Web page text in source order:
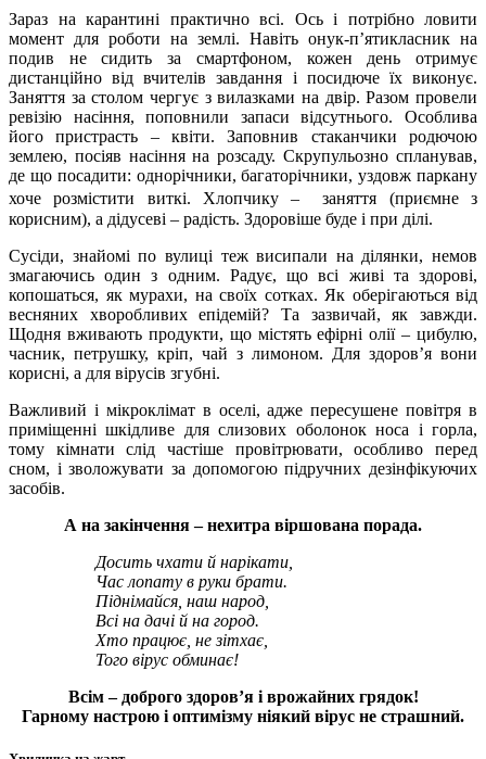
Зараз на карантині практично всі. Ось і потрібно ловити
момент для роботи на землі. Навіть онук-п’ятикласник на
подив не сидить за смартфоном, кожен день отримує
дистанційно від вчителів завдання і посидюче їх виконує.
Заняття за столом чергує з вилазками на двір. Разом провели
ревізію насіння, поповнили запаси відсутнього. Особлива
його пристрасть – квіти. Заповнив стаканчики родючою
землею, посіяв насіння на розсаду. Скрупульозно спланував,
де що посадити: однорічники, багаторічники, уздовж паркану
хоче розмістити виткі. Хлопчику – заняття (приємне з
корисним), а дідусеві – радість. Здоровіше буде і при ділі.
Сусіди, знайомі по вулиці теж висипали на ділянки, немов
змагаючись один з одним. Радує, що всі живі та здорові,
копошаться, як мурахи, на своїх сотках. Як оберігаються від
весняних хворобливих епідемій? Та зазвичай, як завжди.
Щодня вживають продукти, що містять ефірні олії – цибулю,
часник, петрушку, кріп, чай з лимоном. Для здоров’я вони
корисні, а для вірусів згубні.
Важливий і мікроклімат в оселі, адже пересушене повітря в
приміщенні шкідливе для слизових оболонок носа і горла,
тому кімнати слід частіше провітрювати, особливо перед
сном, і зволожувати за допомогою підручних дезінфікуючих
засобів.
А на закінчення – нехитра віршована порада.
Досить чхати й нарікати,
Час лопату в руки брати.
Піднімайся, наш народ,
Всі на дачі й на город.
Хто працює, не зітхає,
Того вірус обминає!
Всім – доброго здоров’я і врожайних грядок!
Гарному настрою і оптимізму ніякий вірус не страшний.